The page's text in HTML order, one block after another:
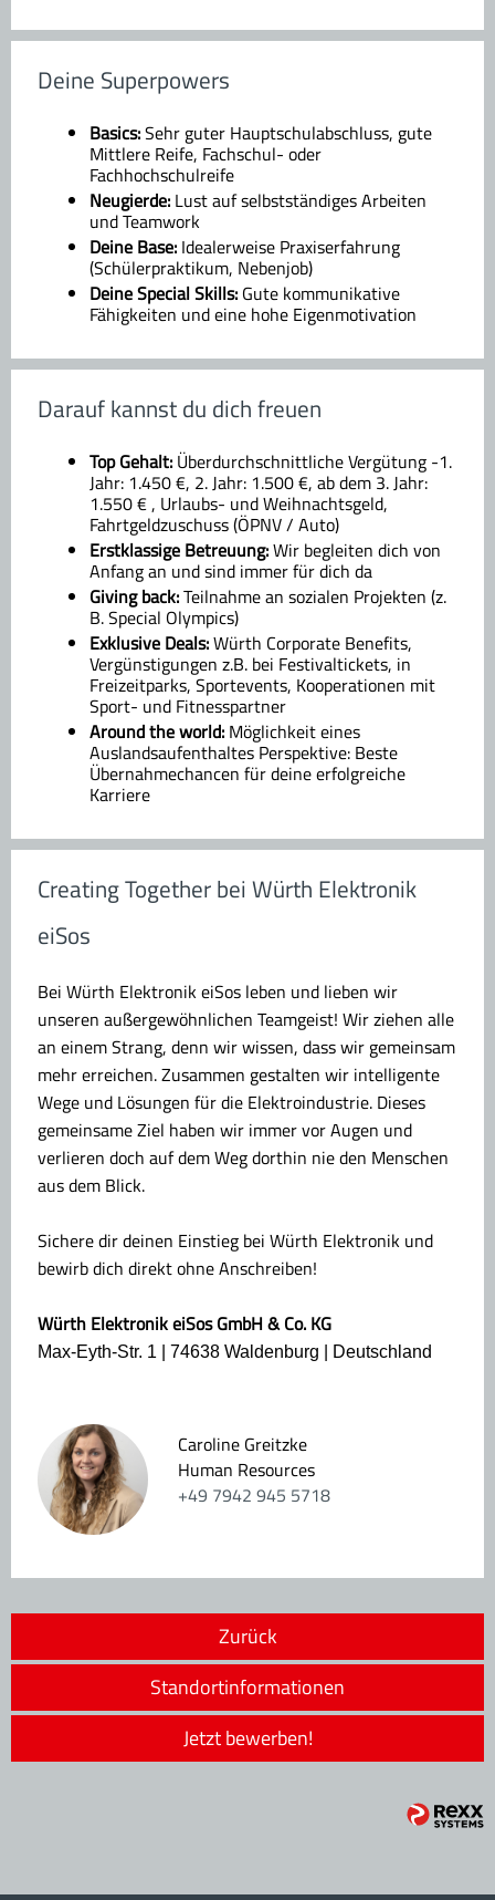
Deine Superpowers
Basics:Sehr guter Hauptschulabschluss, gute
Mittlere Reife, Fachschul- oder
Fachhochschulreife
Neugierde: Lust auf selbstständiges Arbeiten
und Teamwork
Deine Base: Idealerweise Praxiserfahrung
(Schülerpraktikum, Nebenjob)
Deine Special Skills: Gute kommunikative
Fähigkeiten und eine hohe Eigenmotivation
Darauf kannst du dich freuen
Top Gehalt: Überdurchschnittliche Vergütung -1.
Jahr: 1.450 €, 2. Jahr: 1.500 €, ab dem 3. Jahr:
1.550 € , Urlaubs- und Weihnachtsgeld,
Fahrtgeldzuschuss (ÖPNV / Auto)
Erstklassige Betreuung:Wir begleiten dich von
Anfang an und sind immer für dich da
Giving back:Teilnahme an sozialen Projekten (z.
B. Special Olympics)
Exklusive Deals:Würth Corporate Benefits,
Vergünstigungen z.B. bei Festivaltickets, in
Freizeitparks, Sportevents, Kooperationen mit
Sport- und Fitnesspartner
Around the world: Möglichkeit eines
Auslandsaufenthaltes Perspektive: Beste
Übernahmechancen für deine erfolgreiche
Karriere
Creating Together bei Würth Elektronik
eiSos
Bei Würth Elektronik eiSos leben und lieben wir
unseren außergewöhnlichen Teamgeist! Wir ziehen alle
an einem Strang, denn wir wissen, dass wir gemeinsam
mehr erreichen. Zusammen gestalten wir intelligente
Wege und Lösungen für die Elektroindustrie. Dieses
gemeinsame Ziel haben wir immer vor Augen und
verlieren doch auf dem Weg dorthin nie den Menschen
aus dem Blick.
Sichere dir deinen Einstieg bei Würth Elektronik und
bewirb dich direkt ohne Anschreiben!
Würth Elektronik eiSos GmbH & Co. KG
Max-Eyth-Str. 1 | 74638 Waldenburg | Deutschland
Caroline Greitzke
Human Resources
+49 7942 945 5718
Standortinformationen
Zurück
Jetzt bewerben!